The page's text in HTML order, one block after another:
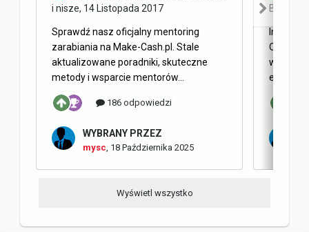
i nisze, 14 Listopada 2017
Sprawdź nasz oficjalny mentoring
zarabiania na Make-Cash.pl. Stale
aktualizowane poradniki, skuteczne
metody i wsparcie mentorów...
186 odpowiedzi
WYBRANY PRZEZ
mysc 18 Października 2025
Blog
Internet
Obecnie
w
Wyświetl wszystko